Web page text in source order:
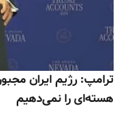
ترامپ: رژیم ایران
هسته‌ای را نمی‌دهیم